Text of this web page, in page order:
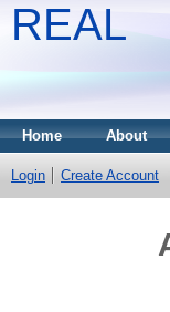
REAL
Home About
Login Create Account